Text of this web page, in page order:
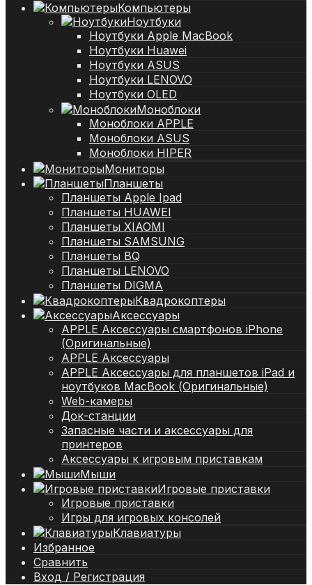
Компьютеры
Ноутбуки
Ноутбуки Apple MacBook
Ноутбуки Huawei
Ноутбуки ASUS
Ноутбуки LENOVO
Ноутбуки OLED
Моноблоки
Моноблоки APPLE
Моноблоки ASUS
Моноблоки HIPER
Мониторы
Планшеты
Планшеты Apple Ipad
Планшеты HUAWEI
Планшеты XIAOMI
Планшеты SAMSUNG
Планшеты BQ
Планшеты LENOVO
Планшеты DIGMA
Квадрокоптеры
Аксессуары
APPLE Аксессуары смартфонов iPhone
(Оригинальные)
APPLE Аксессуары
APPLE Аксессуары для планшетов iPad и
ноутбуков MacBook (Оригинальные)
Web-камеры
Док-станции
Запасные части и аксессуары для
принтеров
Аксессуары к игровым приставкам
Мыши
Игровые приставки
Игровые приставки
Игры для игровых консолей
Клавиатуры
Избранное
Сравнить
Вход / Регистрация